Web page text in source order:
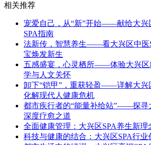
相关推荐
宠爱自己，从“新”开始——献给大兴
SPA指南
法新传，智慧养生——看大兴区中医
宝焕发新生
五感盛宴，心灵栖所——体验大兴区
学与人文关怀
卸下“铠甲”，重获轻盈——详解大兴
化解现代人健康危机
都市疾行者的“能量补给站”——探寻
深度疗愈之道
全面健康管理：大兴区SPA养生新理
科技与健康的结合：大兴区SPA行业